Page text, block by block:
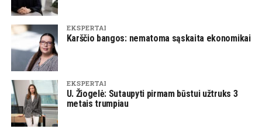
EKSPERTAI
Karščio bangos: nematoma sąskaita ekonomikai
EKSPERTAI
U. Žiogelė: Sutaupyti pirmam būstui užtruks 3
metais trumpiau